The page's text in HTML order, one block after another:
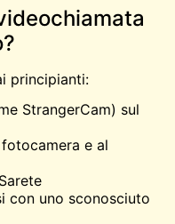
principianti:
StrangerCam) sul
e al
con uno sconosciuto